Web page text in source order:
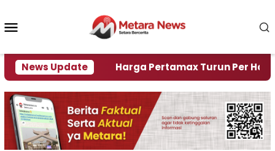
konten
News Update
Krisi Air Harga Pertamax Turun Per Hari Ini,